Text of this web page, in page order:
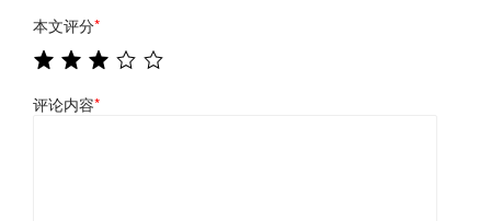
本文评分*
评论内容*